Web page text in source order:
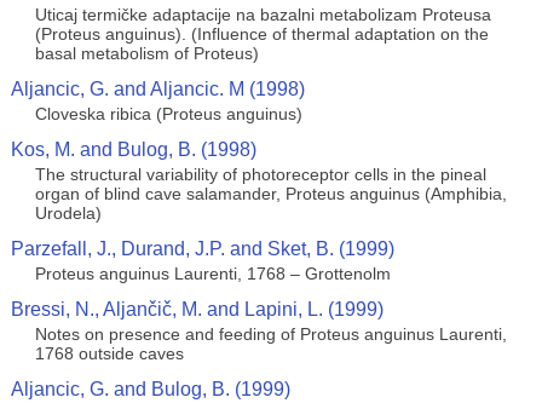
Uticaj termičke adaptacije na bazalni metabolizam Proteusa
(Proteus anguinus). (Influence of thermal adaptation on the
basal metabolism of Proteus)
Aljancic, G. and Aljancic. M (1998)
Cloveska ribica (Proteus anguinus)
Kos, M. and Bulog, B. (1998)
The structural variability of photoreceptor cells in the pineal
organ of blind cave salamander, Proteus anguinus (Amphibia,
Urodela)
Parzefall, J., Durand, J.P. and Sket, B. (1999)
Proteus anguinus Laurenti, 1768 – Grottenolm
Bressi, N., Aljančič, M. and Lapini, L. (1999)
Notes on presence and feeding of Proteus anguinus Laurenti,
1768 outside caves
Aljancic, G. and Bulog, B. (1999)